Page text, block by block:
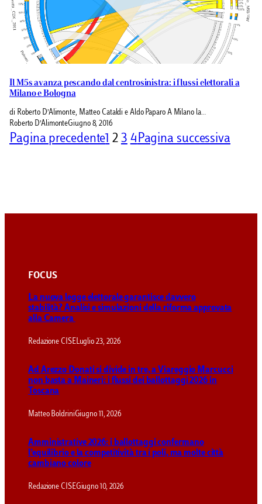
Il M5s avanza pescando dal centrosinistra: i flussi elettorali a
Milano e Bologna
di Roberto D’Alimonte, Matteo Cataldi e Aldo Paparo A Milano la…
Roberto D’AlimonteGiugno 8, 2016
Pagina precedente1 2 3 4Pagina successiva
FOCUS
La nuova legge elettorale garantisce davvero
stabilità? Analisi e simulazioni della riforma approvata
alla Camera
Redazione CISELuglio 23, 2026
Ad Arezzo Donati si divide in tre, a Viareggio Marcucci
non basta a Maineri: i flussi dei ballottaggi 2026 in
Toscana
Matteo BoldriniGiugno 11, 2026
Amministrative 2026: i ballottaggi confermano
l’equilibrio e la competitività tra i poli, ma molte città
cambiano colore
Redazione CISEGiugno 10, 2026